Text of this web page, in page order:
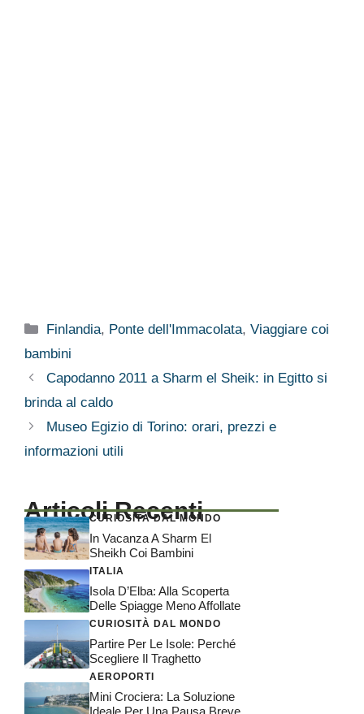
Categorie
Finlandia, Ponte dell'Immacolata,Viaggiare coi
bambini
Capodanno 2011 a Sharm el Sheik: in Egitto si
brinda al caldo
Museo Egizio di Torino: orari, prezzi e
informazioni utili
Articoli Recenti
CURIOSITÀ DAL MONDO
In Vacanza A Sharm El
Sheikh Coi Bambini
ITALIA
Isola D’Elba: Alla Scoperta
Delle Spiagge Meno Affollate
CURIOSITÀ DAL MONDO
Partire Per Le Isole: Perché
Scegliere Il Traghetto
AEROPORTI
Mini Crociera: La Soluzione
Ideale Per Una Pausa Breve,